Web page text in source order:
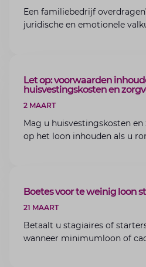
Een familiebedrijf
juridische en emotionele
ARTIKEL
Let op: voorwaarden
huisvestingskosten en
2 MAART
Mag u huisvestingskosten
op het loon inhouden als u
ARTIKEL
Boetes voor te weinig loon
21 MAART
Betaalt u stagiaires of
wanneer minimumloon of